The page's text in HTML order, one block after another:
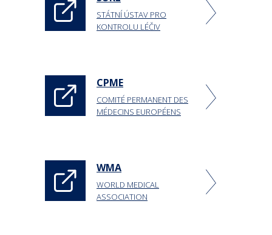
STÁTNÍ ÚSTAV PRO
KONTROLU LÉČIV
CPME
COMITÉ PERMANENT DES
MÉDECINS EUROPÉENS
WMA
WORLD MEDICAL
ASSOCIATION